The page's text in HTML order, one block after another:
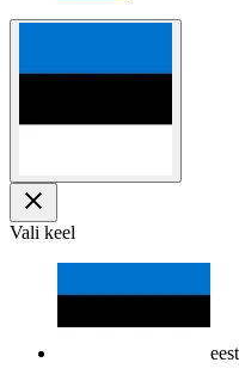
Vali keel